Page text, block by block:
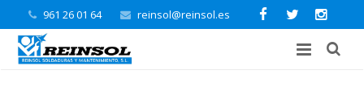
961 26 01 64 reinsol@reinsol.es